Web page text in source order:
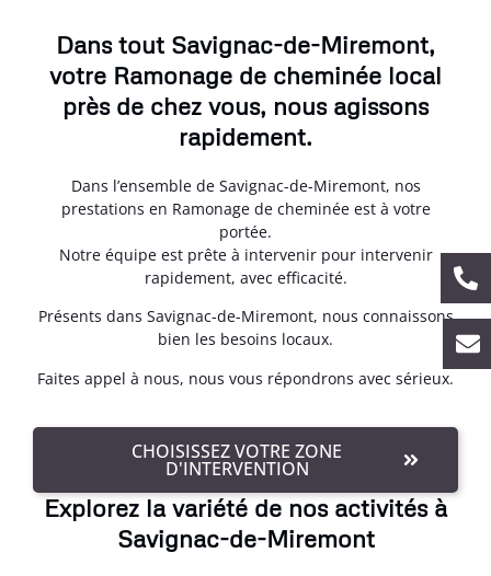
Dans tout Savignac-de-Miremont,
votre Ramonage de cheminée local
près de chez vous, nous agissons
rapidement.
Dans l’ensemble de Savignac-de-Miremont, nos
prestations en Ramonage de cheminée est à votre
portée.
Notre équipe est prête à intervenir pour intervenir
rapidement, avec efficacité.
Présents dans Savignac-de-Miremont, nous connaissons
bien les besoins locaux.
Faites appel à nous, nous vous répondrons avec sérieux.
CHOISISSEZ VOTRE ZONE
D'INTERVENTION
Explorez la variété de nos activités à
Savignac-de-Miremont